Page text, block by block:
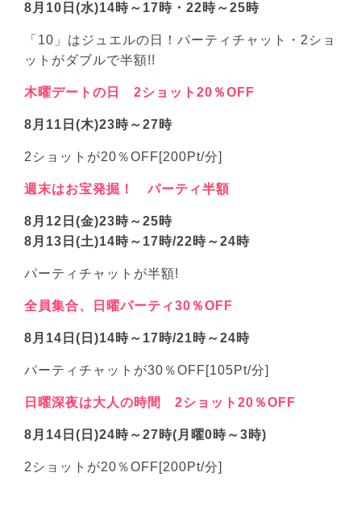
8月10日(水)14時～17時・22時～25時
「10」はジュエルの日！パーティチャット・2ショ
ットがダブルで半額!!
木曜デートの日 2ショット20％OFF
8月11日(木)23時～27時
2ショットが20％OFF[200Pt/分]
週末はお宝発掘！ パーティ半額
8月12日(金)23時～25時
8月13日(土)14時～17時/22時～24時
パーティチャットが半額!
全員集合、日曜パーティ30％OFF
8月14日(日)14時～17時/21時～24時
パーティチャットが30％OFF[105Pt/分]
日曜深夜は大人の時間 2ショット20％OFF
8月14日(日)24時～27時(月曜0時～3時)
2ショットが20％OFF[200Pt/分]